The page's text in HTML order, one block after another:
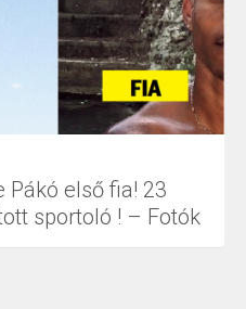
Pákó első fia! 23
sportoló ! – Fotók